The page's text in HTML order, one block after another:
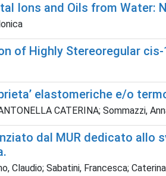
Ions and Oils from Water:
of Highly Stereoregular
elastomeriche e/o
CATERINA; Sommazzi,
dal MUR dedicato
Claudio; Sabatini, Francesca;